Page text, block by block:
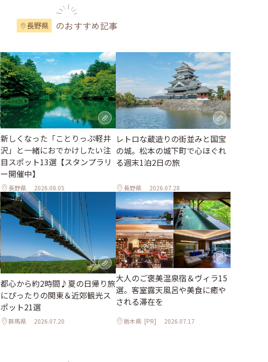
長野県 のおすすめ記事
新しくなった「ことりっぷ軽井
沢」と一緒におでかけしたい注
目スポット13選【スタンプラリ
ー開催中】
長野県 2026.08.05
レトロな蔵造りの街並みと国宝
の城。松本の城下町で心ほぐれ
る週末1泊2日の旅
長野県 2026.07.28
都心から約2時間♪夏の日帰り旅
にぴったりの関東＆近郊観光ス
ポット21選
群馬県 2026.07.20
大人のご褒美温泉宿＆ヴィラ15
選。客室露天風呂や美食に癒や
される滞在を
栃木県[PR] 2026.07.17